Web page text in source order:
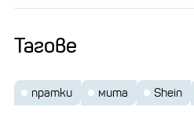
Тагове
пратки мита Shein